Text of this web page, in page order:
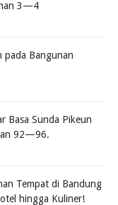
3—4
pada Bangunan
Basa Sunda Pikeun
92—96.
Tempat di Bandung
hingga Kuliner!